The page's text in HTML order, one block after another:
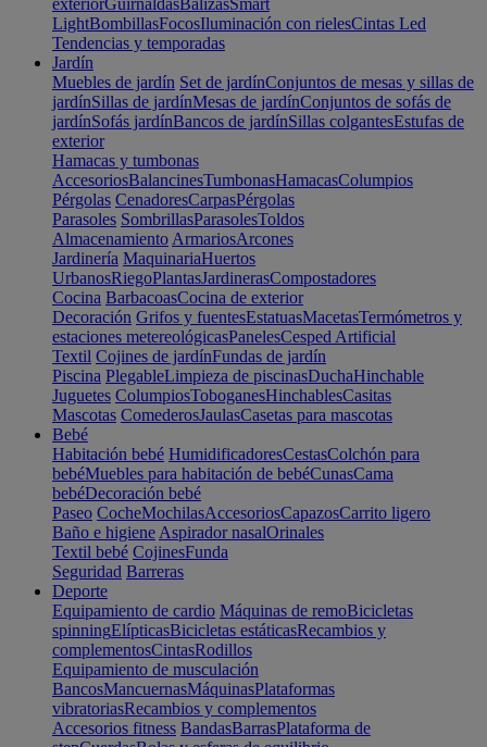
exteriorGuirnaldasBalizasSmart
LightBombillasFocosIluminación con rielesCintas Led
Tendencias y temporadas
Jardín
Muebles de jardín Set de jardínConjuntos de mesas y sillas de
jardínSillas de jardínMesas de jardínConjuntos de sofás de
jardínSofás jardínBancos de jardínSillas colgantesEstufas de
exterior
Hamacas y tumbonas
AccesoriosBalancinesTumbonasHamacasColumpios
Pérgolas CenadoresCarpasPérgolas
Parasoles SombrillasParasolesToldos
Almacenamiento ArmariosArcones
Jardinería MaquinariaHuertos
UrbanosRiegoPlantasJardinerasCompostadores
Cocina BarbacoasCocina de exterior
Decoración Grifos y fuentesEstatuasMacetasTermómetros y
estaciones metereológicasPanelesCesped Artificial
Textil Cojines de jardínFundas de jardín
Piscina PlegableLimpieza de piscinasDuchaHinchable
Juguetes ColumpiosToboganesHinchablesCasitas
Mascotas ComederosJaulasCasetas para mascotas
Bebé
Habitación bebé HumidificadoresCestasColchón para
bebéMuebles para habitación de bebéCunasCama
bebéDecoración bebé
Paseo CocheMochilasAccesoriosCapazosCarrito ligero
Baño e higiene Aspirador nasalOrinales
Textil bebé CojinesFunda
Seguridad Barreras
Deporte
Equipamiento de cardio Máquinas de remoBicicletas
spinningElípticasBicicletas estáticasRecambios y
complementosCintasRodillos
Equipamiento de musculación
BancosMancuernasMáquinasPlataformas
vibratoriasRecambios y complementos
Accesorios fitness BandasBarrasPlataforma de